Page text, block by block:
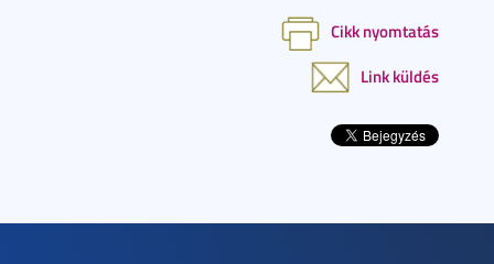
Cikk nyomtatás
Link küldés